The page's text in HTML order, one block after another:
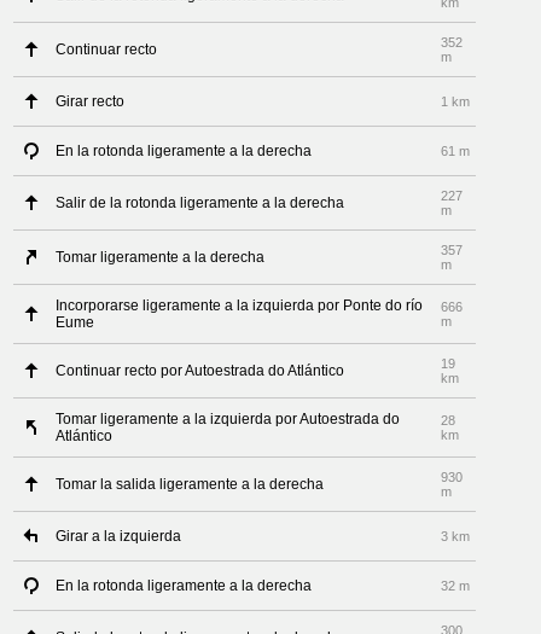
Continuar recto
352
m
Girar recto 1 km
En la rotonda ligeramente a la derecha 61 m
Salir de la rotonda ligeramente a la derecha
227
m
Tomar ligeramente a la derecha
357
m
Incorporarse ligeramente a la izquierda por Ponte do río
Eume
666
m
Continuar recto por Autoestrada do Atlántico
19
km
Tomar ligeramente a la izquierda por Autoestrada do
Atlántico
28
km
Tomar la salida ligeramente a la derecha
930
m
Girar a la izquierda 3 km
En la rotonda ligeramente a la derecha 32 m
300